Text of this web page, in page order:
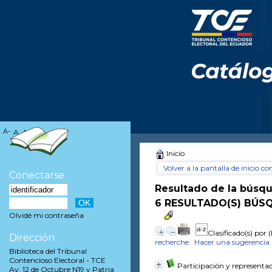
Inicio
Volver a la pantalla de inicio
Resultado de la
6 RESULTADO(S)
Clasificado(s) por
recherche
Hacer una sugerencia
Participación y
A- A A+
Conectarse
Olvidé mi contraseña
Dirección
Biblioteca del Tribunal
Contencioso Electoral - TCE
Av. 12 de Octubre N19 y Patria